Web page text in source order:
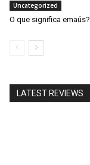
Uncategorized
O que significa emaús?
LATEST REVIEWS